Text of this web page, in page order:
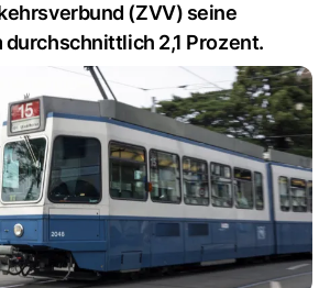
(ZVV) seine
2,1 Prozent.